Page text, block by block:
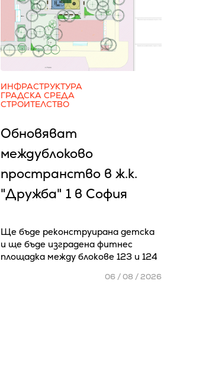
ИНФРАСТРУКТУРА
ГРАДСКА СРЕДА
СТРОИТЕЛСТВО
Обновяват
междублоково
пространство в ж.к.
"Дружба" 1 в София
Ще бъде реконструирана детска
и ще бъде изградена фитнес
площадка между блокове 123 и 124
06 / 08 / 2026